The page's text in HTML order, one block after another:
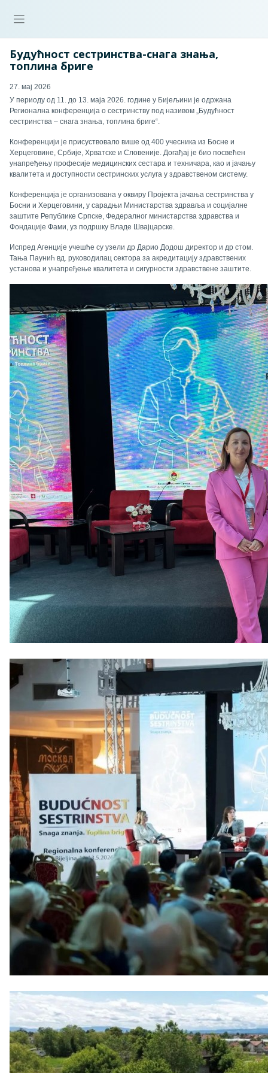
Будућност сестринства-снага знања,
топлина бриге
27. мај 2026
У периоду од 11. до 13. маја 2026. године у Бијељини је одржана
Регионална конференција о сестринству под називом „Будућност
сестринства – снага знања, топлина бриге“.
Конференцији је присуствовало више од 400 учесника из Босне и
Херцеговине, Србије, Хрватске и Словеније. Догађај је био посвећен
унапређењу професије медицинских сестара и техничара, као и јачању
квалитета и доступности сестринских услуга у здравственом систему.
Конференција је организована у оквиру Пројекта јачања сестринства у
Босни и Херцеговини, у сарадњи Министарства здравља и социјалне
заштите Републике Српске, Федералног министарства здравства и
Фондације Фами, уз подршку Владе Швајцарске.
Испред Агенције учешће су узели др Дарио Додош директор и др стом.
Тања Паунић вд. руководилац сектора за акредитацију здравствених
установа и унапређење квалитета и сигурности здравствене заштите.